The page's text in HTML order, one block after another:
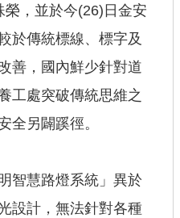
，並於今(26)日金安
於傳統標線、標字及
善，國內鮮少針對道
工處突破傳統思維之
全另闢蹊徑。
智慧路燈系統」異於
設計，無法針對各種